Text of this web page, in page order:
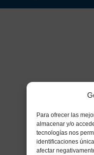
Para ofrecer las
almacenar y/o
tecnologías nos
identificaciones
afectar